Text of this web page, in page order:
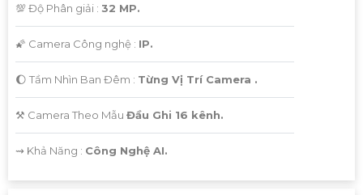
💯 Độ Phân giải : 32 MP.
🌠 Camera Công nghệ : IP.
🌔 Tầm Nhìn Ban Đêm : Từng Vị Trí Camera .
⚒ Camera Theo Mẫu Đầu Ghi 16 kênh.
️⇝ Khả Năng : Công Nghệ AI.